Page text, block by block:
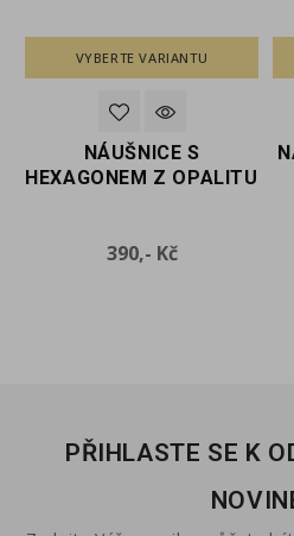
VYBERTE VARIANTU
NÁUŠNICE S
HEXAGONEM Z OPALITU
390,- KčCena
PŘIHLASTE SE K